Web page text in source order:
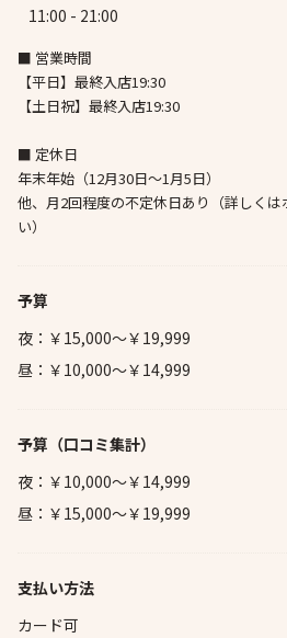
11:00 - 21:00
■ 営業時間
【平日】最終入店19:30
【土日祝】最終入店19:30
■ 定休日
年末年始（12月30日～1月5日）
他、月2回程度の不定休日あり（詳しく
い）
予算
夜：￥15,000～￥19,999
昼：￥10,000～￥14,999
予算 （口コミ集計）
夜：￥10,000～￥14,999
昼：￥15,000～￥19,999
支払い方法
カード可